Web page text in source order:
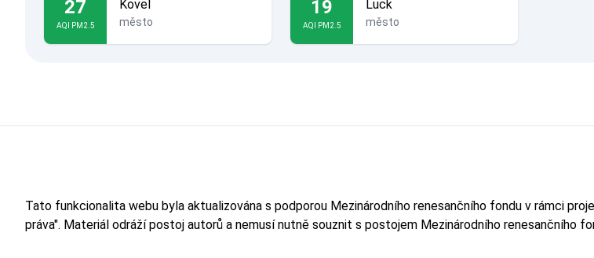
27
AQI PM2.5
Kovel
město
19
AQI PM2.5
Luck
město
Tato funkcionalita webu byla aktualizována s podporou Mezinárodního renesančního fondu v rámci
práva". Materiál odráží postoj autorů a nemusí nutně souznit s postojem Mezinárodního renesančního